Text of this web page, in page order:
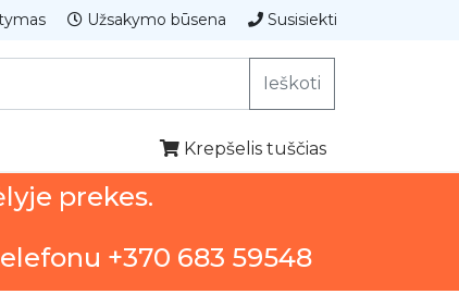
Užsakymo būsena Susisiekti
Ieškoti
Krepšelis tuščias
prekes.
+370 683 59548